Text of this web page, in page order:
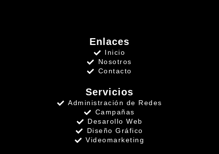
Enlaces
Inicio
Nosotros
Contacto
Servicios
Administración de Redes
Campañas
Desarollo Web
Diseño Gráfico
Videomarketing